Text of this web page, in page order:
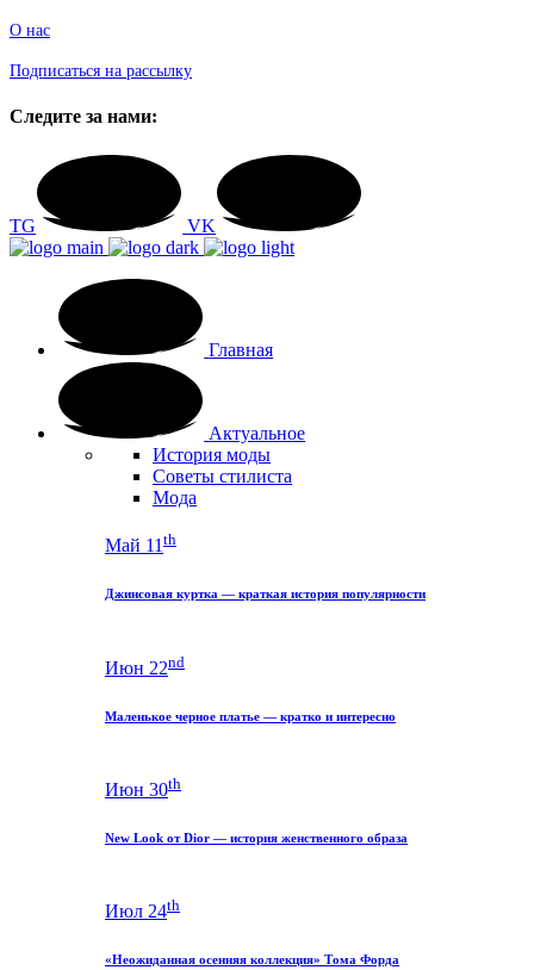
О нас
Подписаться на рассылку
Следите за нами:
TG VK
Главная
Актуальное
История моды
Советы стилиста
Мода
Май 11th
Джинсовая куртка — краткая история популярности
Июн 22nd
Маленькое черное платье — кратко и интересно
Июн 30th
New Look от Dior — история женственного образа
Июл 24th
«Неожиданная осенняя коллекция» Тома Форда